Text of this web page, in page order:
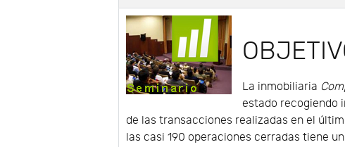
La inmobiliaria
estado recogiendo
de las transacciones realizadas en el
las casi 190 operaciones cerradas tiene